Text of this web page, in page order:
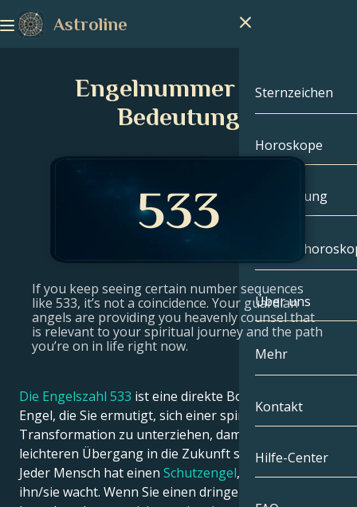
Astroline
Sternzeichen
Sternzeichen
Steinbock
Fische
Widder
Stier
Krebs
Löwe
Horoskope
Handlesung
Über uns
Mehr
Kompatibilität
Tarot
Kontakt
Hilfe-Center
Engelnummer 533
Bedeutung
If you keep seeing certain number sequences
like 533, it’s not a coincidence. Your guardian
angels are providing you heavenly counsel that
is relevant to your spiritual journey and the path
you’re on in life right now.
Die Engelszahl 533 ist eine direkte Botschaft Ihrer
Engel, die Sie ermutigt, sich einer spirituellen
Transformation zu unterziehen, damit Sie einen
leichteren Übergang in die Zukunft schaffen können.
Jeder Mensch hat einen Schutzengel, der über
ihn/sie wacht. Wenn Sie einen dringenden Rat